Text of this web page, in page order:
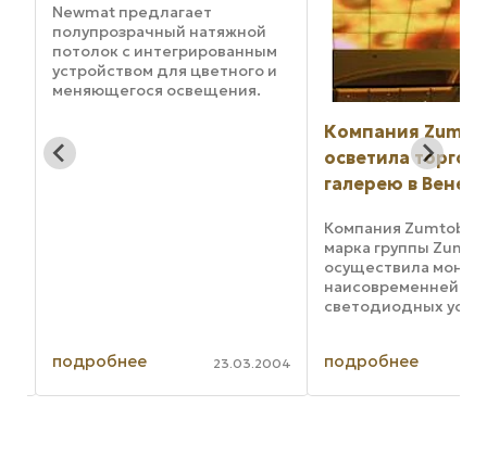
Newmat предлагает
полупрозрачный натяжной
потолок с интегрированным
устройством для цветного и
меняющегося освещения.
архитекторы и дизайнеры
смогут использовать
подробнее 23.03.2004
Компания
осветила
галерею в Вене
Компания Zumtobel,
марка группы
осуществила
светодиодных
Stadioncenter в
подробнее